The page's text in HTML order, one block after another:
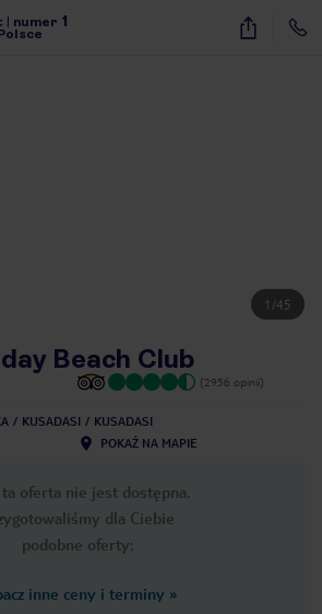
numer 1
1 /45
Beach Club
(2956 opinii)
KUSADASI
KUSADASI
POKAŻ NA MAPIE
oferta nie jest dostępna.
dla Ciebie
podobne oferty:
inne ceny i terminy »